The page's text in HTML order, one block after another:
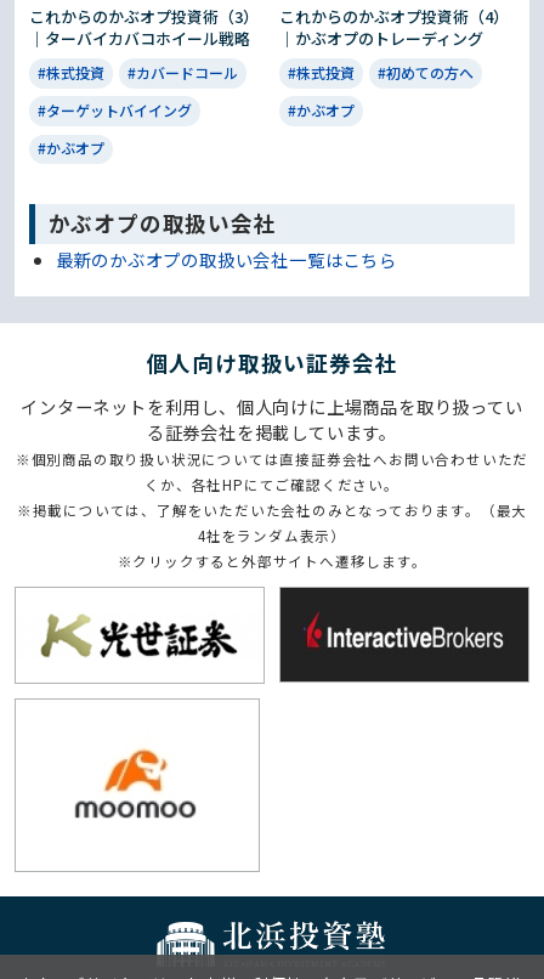
これからのかぶオプ投資術（3）
｜ターバイカバコホイール戦略
#株式投資
#カバードコール
#ターゲットバイイング
#かぶオプ
これからのかぶオプ投資術（4）
｜かぶオプのトレーディング
#株式投資
#初めての方へ
#かぶオプ
かぶオプの取扱い会社
最新のかぶオプの取扱い会社一覧はこちら
個⼈向け取扱い証券会社
インターネットを利用し、個人向けに上場商品を取り扱ってい
る証券会社を掲載しています。
※個別商品の取り扱い状況については直接証券会社へお問い合わせいただ
くか、各社HPにてご確認ください。
※掲載については、了解をいただいた会社のみとなっております。（最大
4社をランダム表示）
※クリックすると外部サイトへ遷移します。